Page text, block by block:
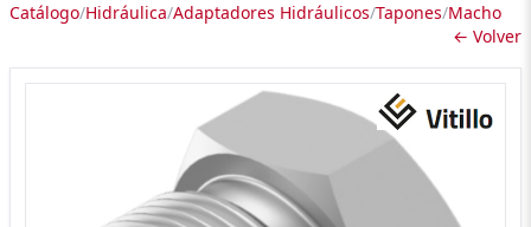
Catálogo/Hidráulica/Adaptadores Hidráulicos/Tapones/Macho
← Volver